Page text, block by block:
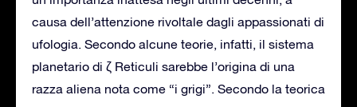
causa dell’attenzione rivoltale dagli appassionati di
ufologia. Secondo alcune teorie, infatti, il sistema
planetario di ζ Reticuli sarebbe l’origina di una
razza aliena nota come “i grigi”. Secondo la teorica